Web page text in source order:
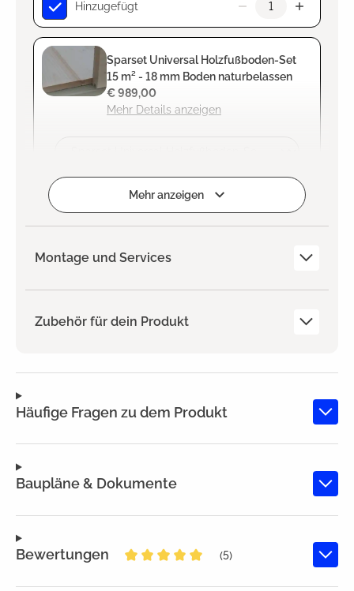
Hinzugefügt
Sparset Universal Holzfußboden-Set
15 m² - 18 mm Boden naturbelassen
Mehr Details anzeigen
€ 989,00
Zum Projekt hinzufügen
Mehr anzeigen
Montage und Services
Zubehör für dein Produkt
Häufige Fragen zu dem Produkt
Baupläne & Dokumente
Bewertungen
(5)